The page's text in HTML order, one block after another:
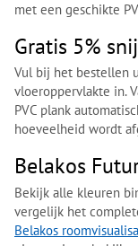
met een geschikte
Gratis 5%
Vul bij het bestellen
vloeroppervlakte in.
PVC plank
hoeveelheid wordt
Belakos
Bekijk alle kleuren
vergelijk het
Belakos